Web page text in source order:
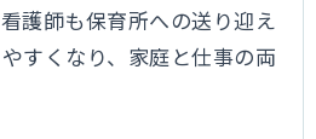
護師も保育所への送り迎え
すくなり、家庭と仕事の両